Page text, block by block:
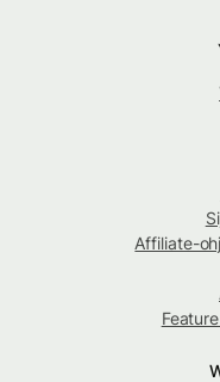
Affiliate-